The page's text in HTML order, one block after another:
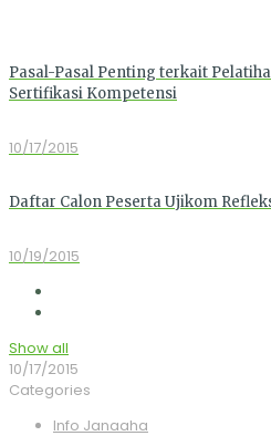
Pasal-Pasal Penting terkait
Sertifikasi Kompetensi
10/17/2015
Daftar Calon Peserta Ujikom
10/19/2015
Show all
10/17/2015
Categories
Info Janaaha